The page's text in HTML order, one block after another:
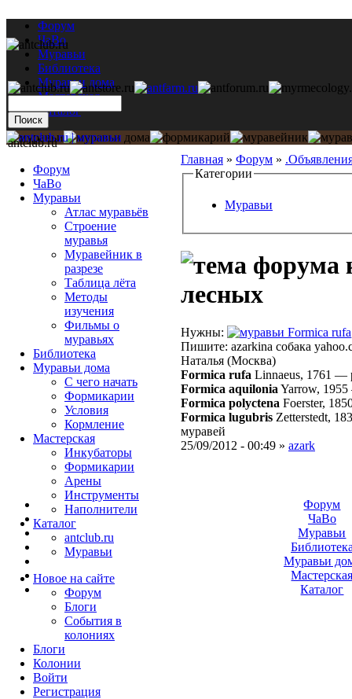
Форум
ЧаВо
Муравьи
Библиотека
Муравьи дома
Мастерская
Каталог
Главная » Форум »
Категории
Муравьи
лесных
Нужны: Formica rufa
Пишите: azarkina собака
Наталья (Москва)
Formica rufa Linnaeus, 1761 —
Formica aquiloniaYarrow, 1955
Formica polyctena Foerster,
Formica lugubris Zetterstedt,
муравей
25/09/2012 - 00:49 » azark
antclub.ru
Форум
ЧаВо
Муравьи
Атлас муравьёв
Строение
муравья
Муравейник в
разрезе
Таблица лёта
Методы
изучения
Фильмы о
муравьях
Библиотека
Муравьи дома
С чего начать
Формикарии
Условия
Кормление
Мастерская
Инкубаторы
Формикарии
Арены
Инструменты
Наполнители
Каталог
antclub.ru
Муравьи
Новое на сайте
Форум
Блоги
События в
колониях
Блоги
Колонии
Войти
Peгиcтpaция
Форум
ЧаВо
Муравьи
Муравьи
Каталог